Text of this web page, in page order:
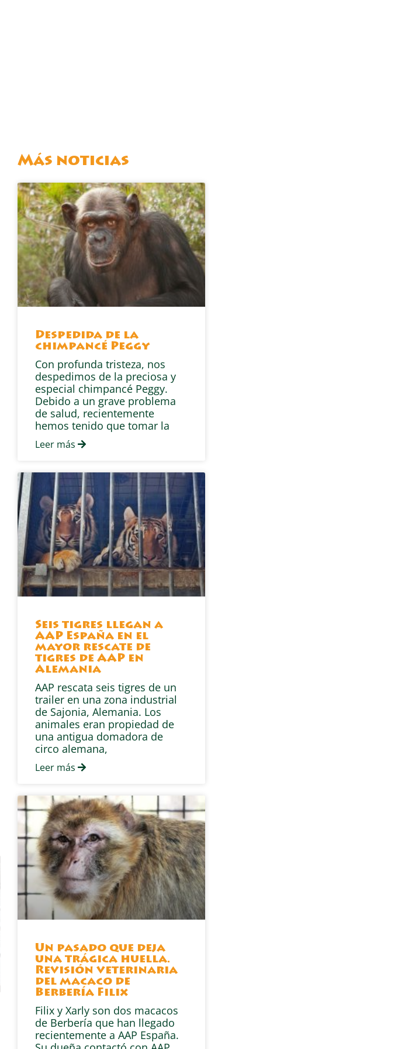
Más noticias
Despedida de la
chimpancé Peggy
Con profunda tristeza, nos
despedimos de la preciosa y
especial chimpancé Peggy.
Debido a un grave problema
de salud, recientemente
hemos tenido que tomar la
Leer más
Seis tigres llegan a
AAP España en el
mayor rescate de
tigres de AAP en
Alemania
AAP rescata seis tigres de un
trailer en una zona industrial
de Sajonia, Alemania. Los
animales eran propiedad de
una antigua domadora de
circo alemana,
Leer más
Un pasado que deja
una trágica huella.
Revisión veterinaria
del macaco de
Berbería Filix
Filix y Xarly son dos macacos
de Berbería que han llegado
recientemente a AAP España.